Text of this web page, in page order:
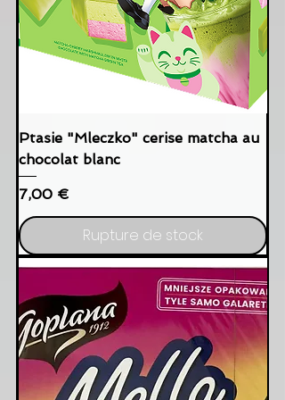
Ptasie "Mleczko" cerise matcha au
chocolat blanc
Prix
7,00 €
Rupture de stock